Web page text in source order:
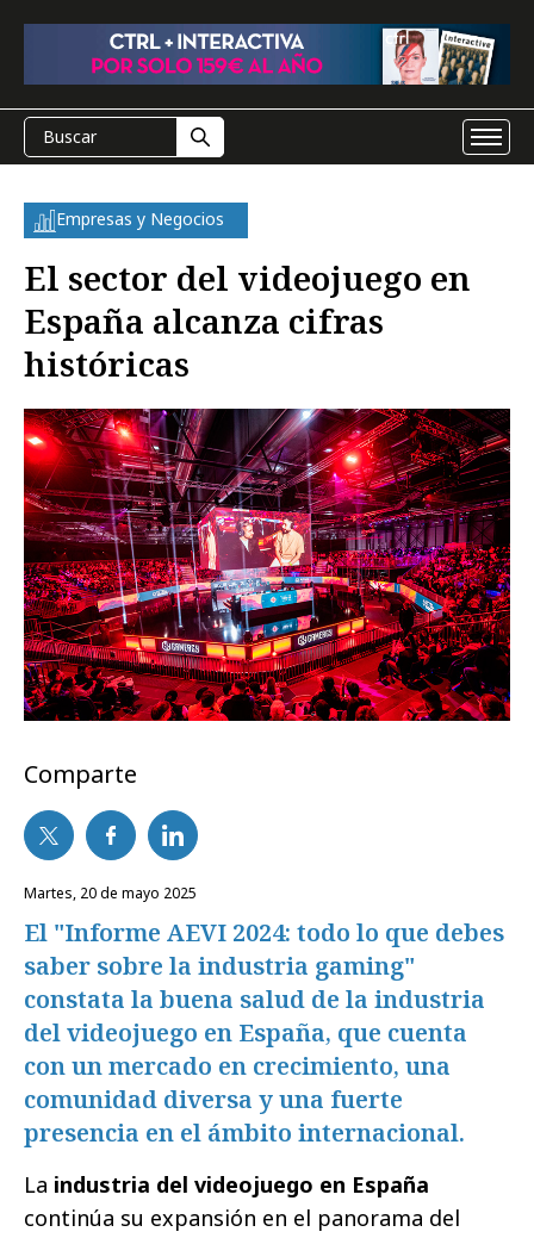
Empresas y Negocios
El sector del videojuego en
España alcanza cifras
históricas
Comparte
martes, 20 de mayo 2025
El "Informe AEVI 2024: todo lo que debes
saber sobre la industria gaming"
constata la buena salud de la industria
del videojuego en España, que cuenta
con un mercado en crecimiento, una
comunidad diversa y una fuerte
presencia en el ámbito internacional.
La industria del videojuego en España
continúa su expansión en el panorama del